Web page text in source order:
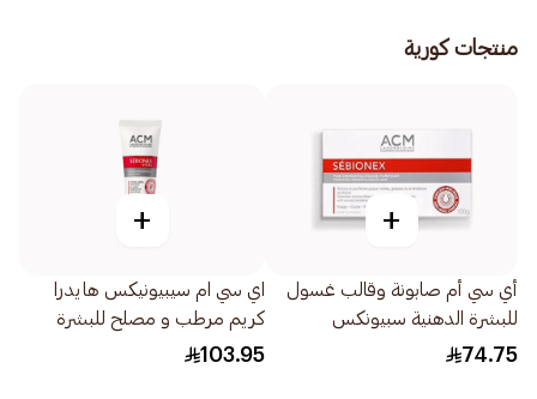
منتجات كورية
+
أي سي أم صابونة وقالب غسول
للبشرة الدهنية سبيونكس
100جرام
74.75
+
اي سي ام سيبيونيكس هايدرا
كريم مرطب و مصلح للبشرة
40مل
103.95